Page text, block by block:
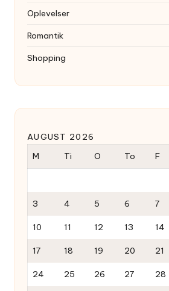
Oplevelser
Romantik
Shopping
AUGUST 2026
M
Ti O To F
3 4 5 6 7
10 11 12 13 14
17 18 19 20 21
24 25 26 27 28